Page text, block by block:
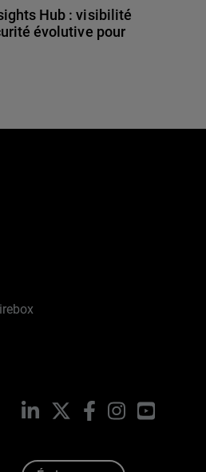
Hub : visibilité
évolutive pour
LinkedIn FacebookInstagramYouTube